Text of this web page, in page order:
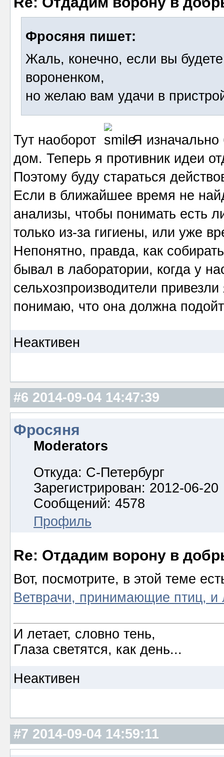
Фросяня пишет:
Жаль, конечно, если вы
вороненком,
но желаю вам удачи в
Тут наоборот
Я изначально
дом. Теперь я противник идеи
Поэтому буду стараться
Если в ближайшее время не
анализы, чтобы понимать есть
только из-за гигиены, или уже
Непонятно, правда, как
бывал в лаборатории, когда у
сельхозпроизводители
понимаю, что она должна
Неактивен
#6 2014-09-04 14:47:39
Фросяня
Moderators
Откуда: С-Петербург
Зарегистрирован: 2012-06-20
Сообщений: 4578
Профиль
Re: Отдадим ворону в
Вот, посмотрите, в этой теме
Ветврачи, принимающие птиц, и
И летает, словно тень,
Глаза светятся, как день...
Неактивен
#7 2014-09-04 14:59:11